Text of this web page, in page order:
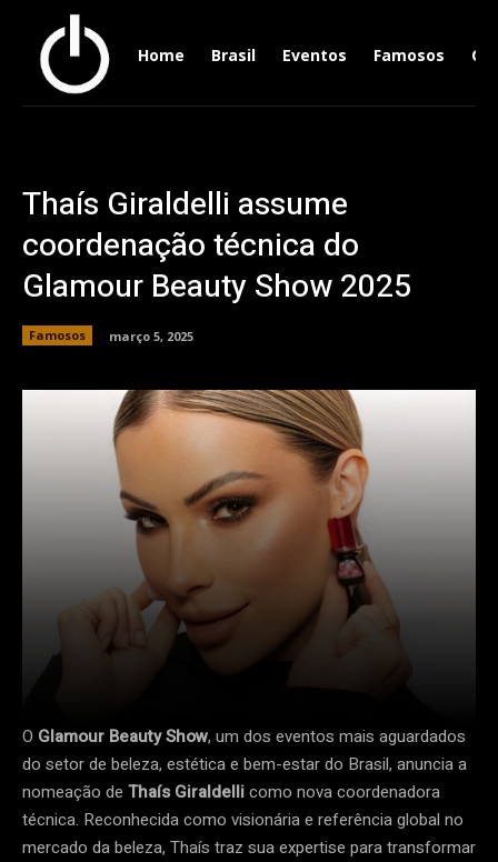
Home Brasil Eventos Famosos
Thaís Giraldelli assume
coordenação técnica do
Glamour Beauty Show 2025
Famosos março 5, 2025
O Glamour Beauty Show, um dos eventos mais aguardados
do setor de beleza, estética e bem-estar do Brasil, anuncia a
nomeação de Thaís Giraldellicomo nova coordenadora
técnica. Reconhecida como visionária e referência global no
mercado da beleza, Thaís traz sua expertise para transformar